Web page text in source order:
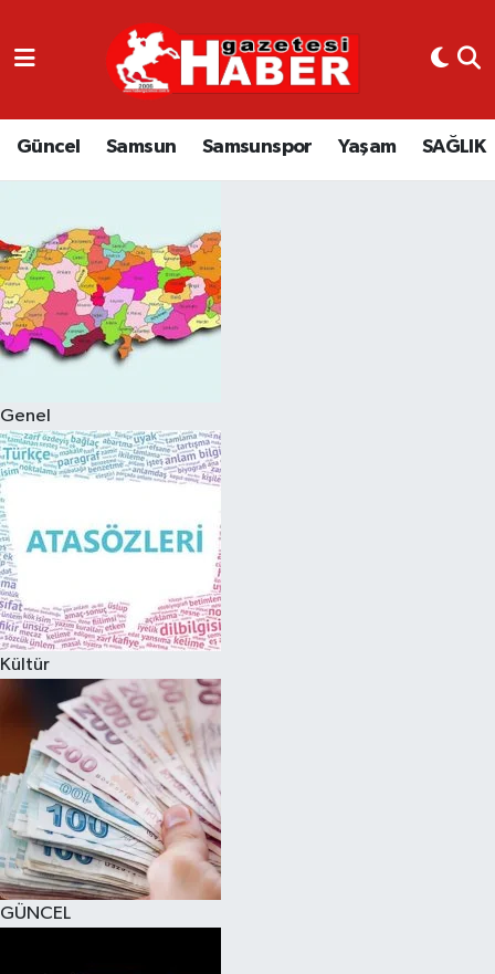
Güncel Samsun Samsunspor Yaşam SAĞLIK
Genel
Kültür
GÜNCEL
GÜNCEL
SAMSUN
EKONOMİ
YAŞAM